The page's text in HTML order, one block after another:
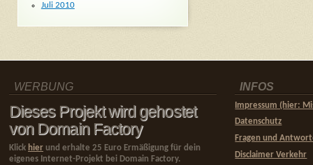
Juli 2010
WERBUNG
Dieses Projekt wird gehostet
von Domain Factory
Klick hier und erhalte 25 Euro Ermäßigung für dein
eigenes Internet-Projekt bei Domain Factory.
INFOS
Impressum (hier:
Datenschutz
Fragen und
Disclaimer Verkehr